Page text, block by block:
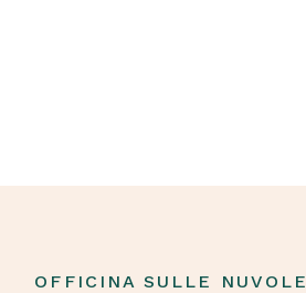
OFFICINA SULLE NUVOLE